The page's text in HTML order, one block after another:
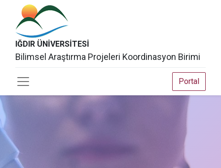
IĞDIR ÜNİVERSİTESİ
Bilimsel Araştırma Projeleri Koordinasyon Birimi
Portal